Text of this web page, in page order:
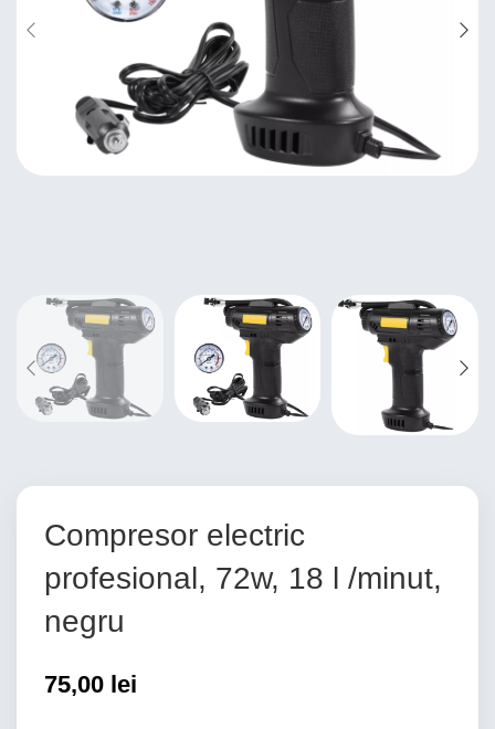
Compresor electric
profesional, 72w, 18 l /minut,
negru
75,00 lei